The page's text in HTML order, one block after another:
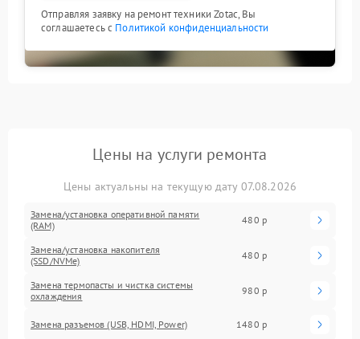
Отправляя заявку на ремонт техники Zotac, Вы
соглашаетесь с Политикой конфиденциальности
Цены на услуги ремонта
Цены актуальны на текущую дату 07.08.2026
Замена/установка оперативной памяти
(RAM)
480 р
Замена/установка накопителя
(SSD/NVMe)
480 р
Замена термопасты и чистка системы
охлаждения
980 р
Замена разъемов (USB, HDMI, Power) 1480 р